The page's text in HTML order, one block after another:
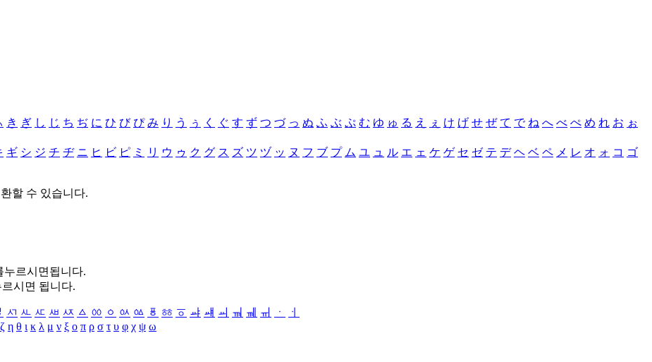
き ぎ し じ ち ぢ に ひ び ぴ み り う ぅ く ぐ す ず つ づ っ ぬ ふ ぶ ぷ む ゆ ゅ る え ぇ け げ せ ぜ て で ね へ べ ぺ め れ お ぉ
ギ シ ジ チ ヂ ニ ヒ ビ ピ ミ リ ウ ゥ ク グ ス ズ ツ ヅ ッ ヌ フ ブ プ ム ユ ュ ル エ ェ ケ ゲ セ ゼ テ デ ヘ ベ ペ メ レ オ ォ コ ゴ
할 수 있습니다.
누르시면됩니다.
르시면 됩니다.
ㅺ ㅻ ㅼ ㅽ ㅾ ㅿ ㆀ ㆁ ㆂ ㆃ ㆄ ㆅ ㆆ ㆇ ㆈ ㆉ ㆊ ㆋ ㆌ ㆍ
ㆎ
ζ η θ ι κ λ μ ν ξ ο π ρ σ τ υ φ χ ψ ω